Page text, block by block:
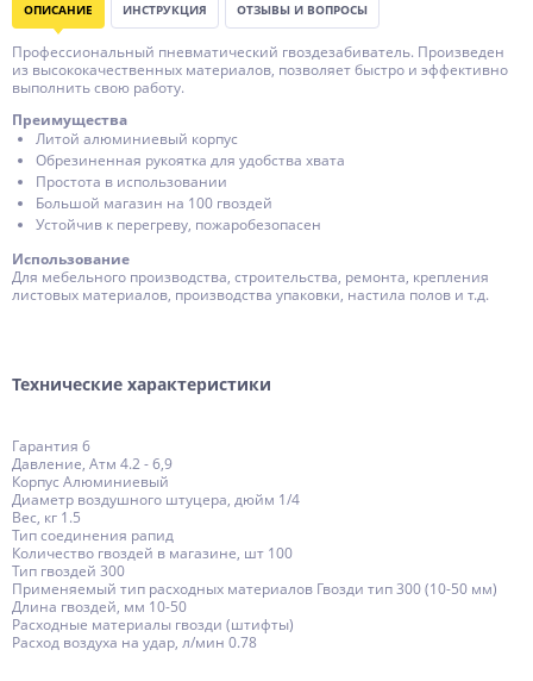
ОПИСАНИЕ ИНСТРУКЦИЯ ОТЗЫВЫ И ВОПРОСЫ
Профессиональный пневматический гвоздезабиватель. Произведен
из высококачественных материалов, позволяет быстро и эффективно
выполнить свою работу.
Преимущества
Литой алюминиевый корпус
Обрезиненная рукоятка для удобства хвата
Простота в использовании
Большой магазин на 100 гвоздей
Устойчив к перегреву, пожаробезопасен
Использование
Для мебельного производства, строительства, ремонта, крепления
листовых материалов, производства упаковки, настила полов и т.д.
Технические характеристики
Гарантия 6
Давление, Атм 4.2 - 6,9
Корпус Алюминиевый
Диаметр воздушного штуцера, дюйм 1/4
Вес, кг 1.5
Тип соединения рапид
Количество гвоздей в магазине, шт 100
Тип гвоздей 300
Применяемый тип расходных материалов Гвозди тип 300 (10-50 мм)
Длина гвоздей, мм 10-50
Расходные материалы гвозди (штифты)
Расход воздуха на удар, л/мин 0.78